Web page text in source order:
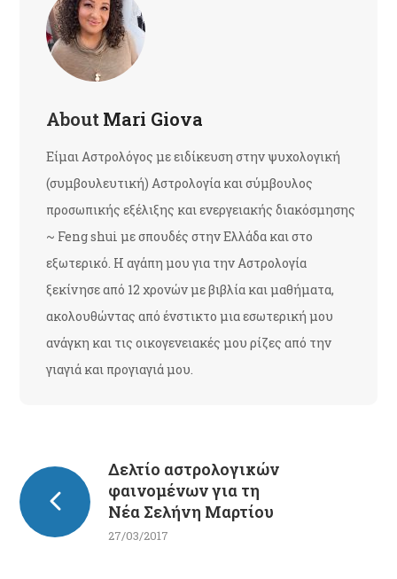
AboutMari Giova
Είμαι Αστρολόγος με ειδίκευση στην ψυχολογική
(συμβουλευτική) Αστρολογία και σύμβουλος
προσωπικής εξέλιξης και ενεργειακής διακόσμησης
~ Feng shui με σπουδές στην Ελλάδα και στο
εξωτερικό. Η αγάπη μου για την Αστρολογία
ξεκίνησε από 12 χρονών με βιβλία και μαθήματα,
ακολουθώντας από ένστικτο μια εσωτερική μου
ανάγκη και τις οικογενειακές μου ρίζες από την
γιαγιά και προγιαγιά μου.
Δελτίο αστρολογικών
φαινομένων για τη
Νέα Σελήνη Μαρτίου
27/03/2017